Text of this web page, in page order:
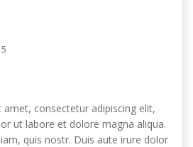
amet, consectetur adipiscing elit,
ut labore et dolore magna aliqua.
, quis nostr. Duis aute irure dolor